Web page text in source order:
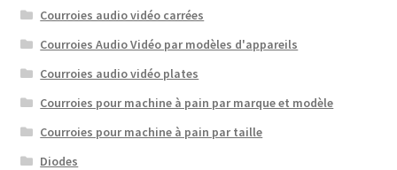
Courroies audio vidéo carrées
Courroies Audio Vidéo par modèles d'appareils
Courroies audio vidéo plates
Courroies pour machine à pain par marque et modèle
Courroies pour machine à pain par taille
Diodes